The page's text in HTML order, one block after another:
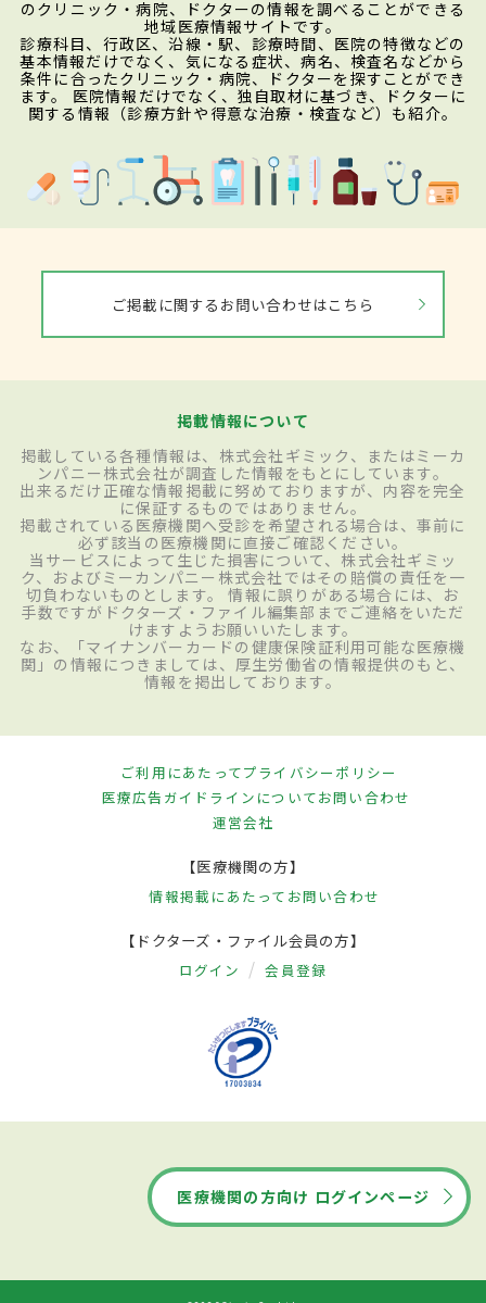
のクリニック・病院、ドクターの情報を調べることができる
地域医療情報サイトです。
診療科目、行政区、沿線・駅、診療時間、医院の特徴などの
基本情報だけでなく、気になる症状、病名、検査名などから
条件に合ったクリニック・病院、ドクターを探すことができ
ます。 医院情報だけでなく、独自取材に基づき、ドクターに
関する情報（診療方針や得意な治療・検査など）も紹介。
ご掲載に関するお問い合わせはこちら
掲載情報について
掲載している各種情報は、株式会社ギミック、またはミーカ
ンパニー株式会社が調査した情報をもとにしています。
出来るだけ正確な情報掲載に努めておりますが、内容を完全
に保証するものではありません。
掲載されている医療機関へ受診を希望される場合は、事前に
必ず該当の医療機関に直接ご確認ください。
当サービスによって生じた損害について、株式会社ギミッ
ク、およびミーカンパニー株式会社ではその賠償の責任を一
切負わないものとします。 情報に誤りがある場合には、お
手数ですがドクターズ・ファイル編集部までご連絡をいただ
けますようお願いいたします。
なお、「マイナンバーカードの健康保険証利用可能な医療機
関」の情報につきましては、厚生労働省の情報提供のもと、
情報を掲出しております。
ご利用にあたってプライバシーポリシー
医療広告ガイドラインについてお問い合わせ
運営会社
【医療機関の方】
情報掲載にあたって お問い合わせ
【ドクターズ・ファイル会員の方】
ログイン 会員登録
医療機関の方向け ログインページ